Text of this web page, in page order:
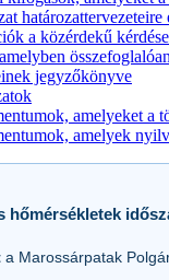
a közérdekű
jegyzőkönyve
amelyeket a
amelyek
a Marossárpatak